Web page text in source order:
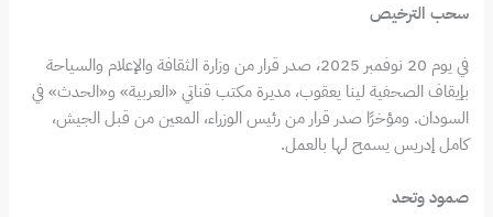
سحب الترخيص
في يوم 20 نوفمبر 2025، صدر قرار من وزارة الثقافة والإعلام والسياحة
بإيقاف الصحفية لينا يعقوب، مديرة مكتب قناتي «العربية» و«الحدث» في
السودان. ومؤخرًا صدر قرار من رئيس الوزراء، المعين من قبل الجيش،
كامل إدريس يسمح لها بالعمل.
صمود وتحد